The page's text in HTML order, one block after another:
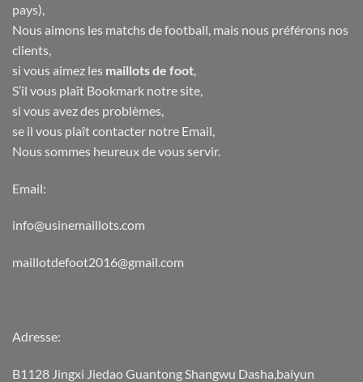
pays),
Nous aimons les matchs de football, mais nous préférons nos
clients,
si vous aimez les maillots de foot,
S’il vous plaît Bookmark notre site,
si vous avez des problèmes,
se il vous plaît contacter notre Email,
Nous sommes heureux de vous servir.
Email:
info@usinemaillots.com
maillotdefoot2016@gmail.com
Adresse:
B1128 Jingxi Jiedao Guantong Shangwu Dasha,baiyun